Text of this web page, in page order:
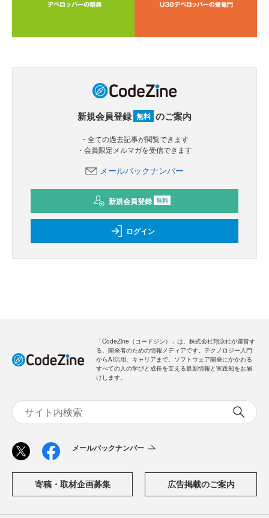
新規会員登録 無料 のご案内
・全ての過去記事が閲覧できます
・会員限定メルマガを受信できます
メールバックナンバー
新規会員登録 無料
ログイン
「CodeZine（コードジン）」は、株式会社翔泳社が運営す
る、開発者のための情報メディアです。テクノロジー入門
からAI活用、キャリアまで、ソフトウェア開発にかかわる
すべての人の学びと成長を支える最新情報と実践知をお届
けします。
メールバックナンバー
寄稿・取材企画募集 広告掲載のご案内